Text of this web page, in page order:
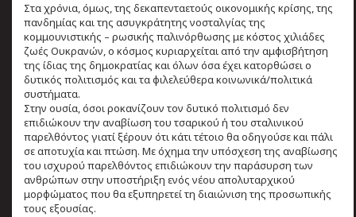
Στα χρόνια, όμως, της δεκαπενταετούς οικονομικής κρίσης, της
πανδημίας και της ασυγκράτητης νοσταλγίας της
κομμουνιστικής – ρωσικής παλινόρθωσης με κόστος χιλιάδες
ζωές Ουκρανών, ο κόσμος κυριαρχείται από την αμφισβήτηση
της ίδιας της δημοκρατίας και όλων όσα έχει κατορθώσει ο
δυτικός πολιτισμός και τα φιλελεύθερα κοινωνικά/πολιτικά
συστήματα.
Στην ουσία, όσοι ροκανίζουν τον δυτικό πολιτισμό δεν
επιδιώκουν την αναβίωση του τσαρικού ή του σταλινικού
παρελθόντος γιατί ξέρουν ότι κάτι τέτοιο θα οδηγούσε και πάλι
σε αποτυχία και πτώση. Με όχημα την υπόσχεση της αναβίωσης
του ισχυρού παρελθόντος επιδιώκουν την παράσυρση των
ανθρώπων στην υποστήριξη ενός νέου απολυταρχικού
μορφώματος που θα εξυπηρετεί τη διαιώνιση της προσωπικής
τους εξουσίας.